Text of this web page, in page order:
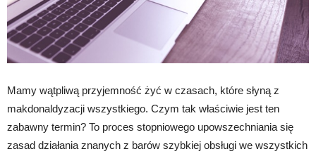
Mamy wątpliwą przyjemność żyć w czasach, które słyną z
makdonaldyzacji wszystkiego. Czym tak właściwie jest ten
zabawny termin? To proces stopniowego upowszechniania się
zasad działania znanych z barów szybkiej obsługi we wszystkich